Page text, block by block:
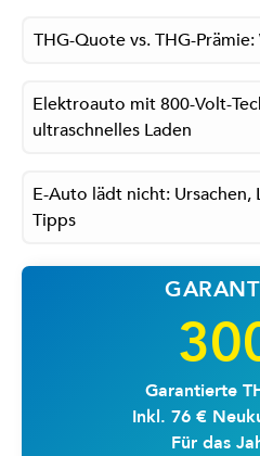
THG-Quote vs. THG-
Elektroauto mit 800-Volt-
ultraschnelles Laden
E-Auto lädt nicht:
Tipps
Garantierte
Inkl. 76 €
Für das